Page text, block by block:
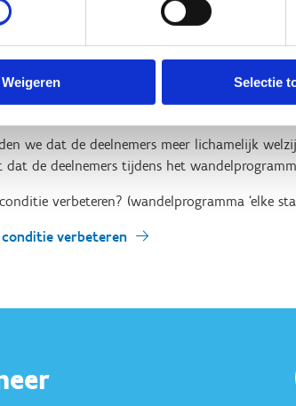
Weigeren Selectie
op ziekte bij ouderen. Toch behaalt slechts
activiteit. Het wandelprogramma ‘Elke stap
aan ‘Elke stap telt!’ boekten in de
bleef de wandelwinst behouden. Dat is één
werden afgenomen.
we dat de deelnemers meer lichamelijk
dat de deelnemers tijdens het
verbeteren? (wandelprogramma ‘elke
conditie verbeteren